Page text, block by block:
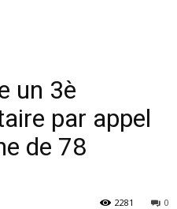
un 3è
par appel
de 78
0
2281